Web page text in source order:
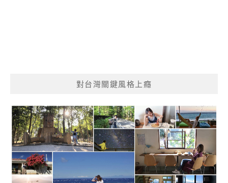
對台灣關鍵風格上癮